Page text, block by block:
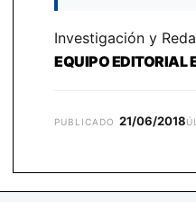
Investigación y
EQUIPO EDITORIAL
PUBLICADO 21/06/2018